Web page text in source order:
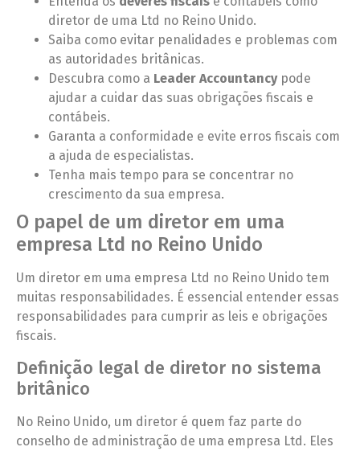
diretor de uma Ltd no Reino Unido.
Saiba como evitar penalidades e problemas com
as autoridades britânicas.
Descubra como a Leader Accountancypode
ajudar a cuidar das suas obrigações fiscais e
contábeis.
Garanta a conformidade e evite erros fiscais com
a ajuda de especialistas.
Tenha mais tempo para se concentrar no
crescimento da sua empresa.
O papel de um diretor em uma
empresa Ltd no Reino Unido
Um diretor em uma empresa Ltd no Reino Unido tem
muitas responsabilidades. É essencial entender essas
responsabilidades para cumprir as leis e obrigações
fiscais.
Definição legal de diretor no sistema
britânico
No Reino Unido, um diretor é quem faz parte do
conselho de administração de uma empresa Ltd. Eles